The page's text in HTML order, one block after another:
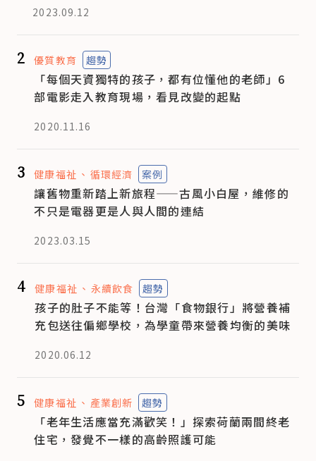
2023.09.12
2 優質教育 趨勢
「每個天資獨特的孩子，都有位懂他的老師」6
部電影走入教育現場，看見改變的起點
2020.11.16
3 健康福祉 循環經濟 案例
讓舊物重新踏上新旅程——古風小白屋，維修的
不只是電器更是人與人間的連結
2023.03.15
4 健康福祉 永續飲食 趨勢
孩子的肚子不能等！台灣「食物銀行」將營養補
充包送往偏鄉學校，為學童帶來營養均衡的美味
2020.06.12
5 健康福祉 產業創新 趨勢
「老年生活應當充滿歡笑！」探索荷蘭兩間終老
住宅，發覺不一樣的高齡照護可能